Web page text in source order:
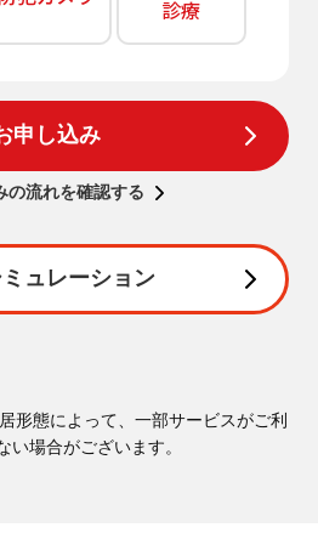
診療
申し込み
の流れを確認する
ュレーション
形態によって、一部サービスがご利
い場合がございます。